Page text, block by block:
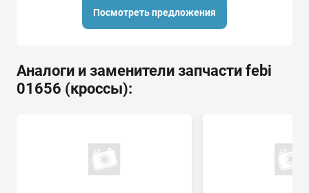
Посмотреть предложения
Аналоги и заменители запчасти febi
01656 (кроссы):